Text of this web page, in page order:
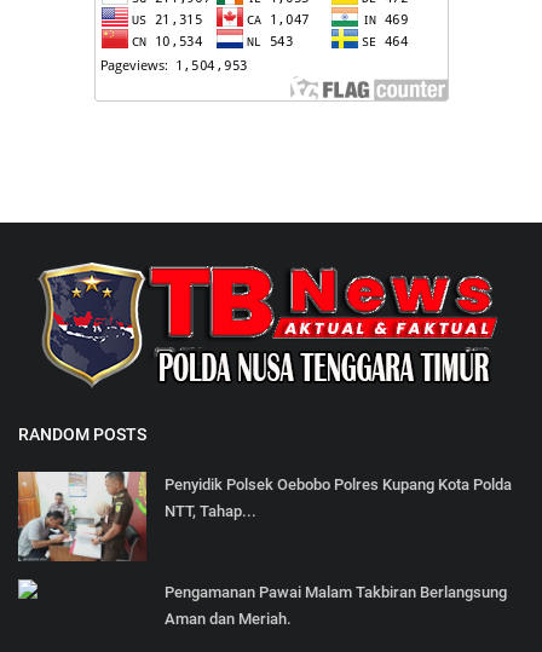
RANDOM POSTS
Penyidik Polsek Oebobo Polres Kupang Kota Polda
NTT, Tahap...
Pengamanan Pawai Malam Takbiran Berlangsung
Aman dan Meriah.